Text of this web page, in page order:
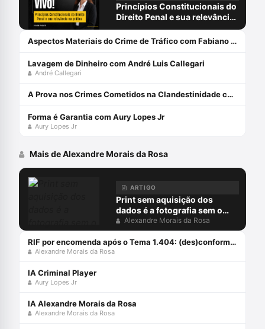
Princípios Constitucionais do
Direito Penal e sua relevância
na prática com Priscilla Placha
Sá
Aspectos Materiais do Crime de Tráfico com Fabiano Lopes
Lavagem de Dinheiro com André Luis Callegari
André Callegari
A Prova nos Crimes Cometidos na Clandestinidade com Maíra Fernandes
Forma é Garantia com Aury Lopes Jr
Aury Lopes Jr
Mais de Alexandre Morais da Rosa
ARTIGO
Print sem aquisição dos
dados é a fotografia sem o
negativo
Alexandre Morais da Rosa
RIF por encomenda após o Tema 1.404: (des)conformidades
Alexandre Morais da Rosa
IA Criminal Player
Aury Lopes Jr
IA Alexandre Morais da Rosa
Alexandre Morais da Rosa